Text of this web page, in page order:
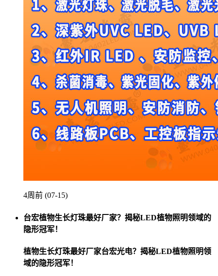
4周前 (07-15)
台宏植物生长灯珠最好厂家？揭秘LED植物照明领域的
隐形冠军！
植物生长灯珠最好厂家台宏光电？揭秘LED植物照明领
域的隐形冠军！